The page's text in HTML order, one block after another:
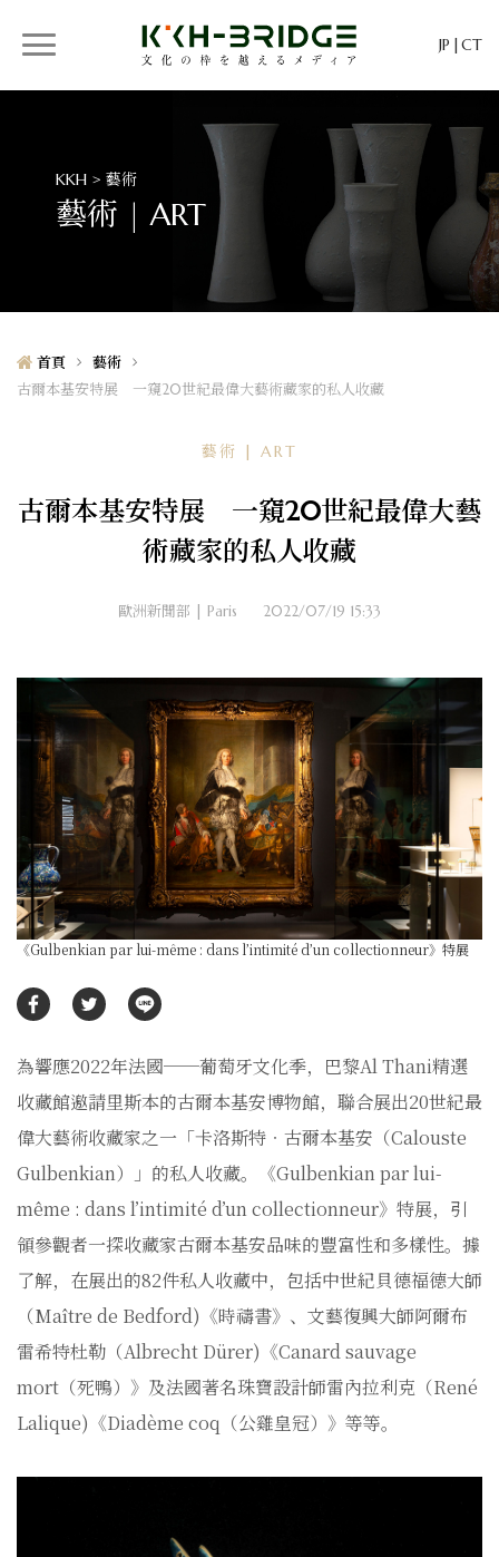
JP CT
KKH > 藝術
藝術 | ART
首頁
藝術
古爾本基安特展 一窺20世紀最偉大藝術藏家的私人收藏
藝術 | ART
古爾本基安特展 一窺20世紀最偉大藝
術藏家的私人收藏
歐洲新聞部 | Paris 2022/07/19 15:33
《Gulbenkian par lui-même : dans l’intimité d’un collectionneur》特展
為響應2022年法國──葡萄牙文化季，巴黎Al Thani精選
收藏館邀請里斯本的古爾本基安博物館，聯合展出20世紀最
偉大藝術收藏家之一「卡洛斯特‧古爾本基安（Calouste
Gulbenkian）」的私人收藏。《Gulbenkian par lui-
même : dans l’intimité d’un collectionneur》特展，引
領參觀者一探收藏家古爾本基安品味的豐富性和多樣性。據
了解，在展出的82件私人收藏中，包括中世紀貝德福德大師
（Maître de Bedford)《時禱書》、文藝復興大師阿爾布
雷希特杜勒（Albrecht Dürer)《Canard sauvage
mort（死鴨）》及法國著名珠寶設計師雷內拉利克（René
Lalique)《Diadème coq（公雞皇冠）》等等。